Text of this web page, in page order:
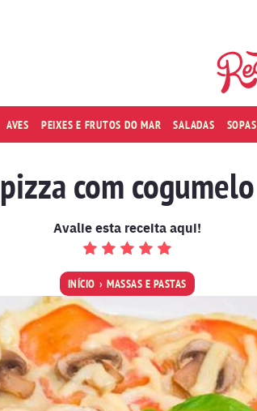
AVES PEIXES E FRUTOS DO MAR SALADAS SOPAS
pizza com cogumelo
Avalie esta receita aqui!
INÍCIO MASSAS E PASTAS